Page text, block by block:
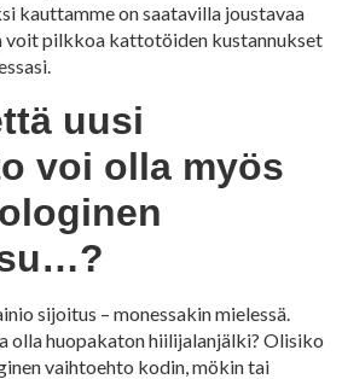
kauttamme on saatavilla joustavaa
voit pilkkoa kattotöiden kustannukset
uusi
voi olla myös
sijoitus – monessakin mielessä.
olla huopakaton hiilijalanjälki? Olisiko
vaihtoehto kodin, mökin tai